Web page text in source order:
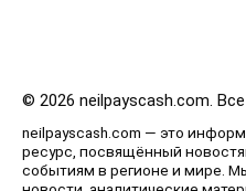
© 2026 neilpayscash.com.
neilpayscash.com — это
ресурс, посвящённый
событиям в регионе и мире.